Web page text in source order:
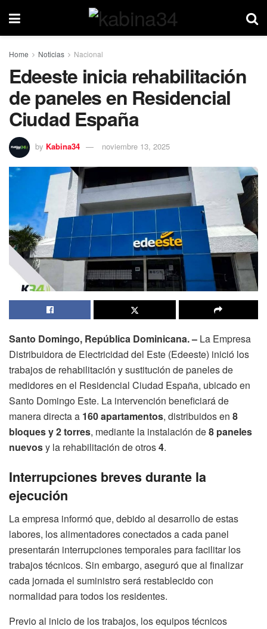
Home Noticias Nacional
Edeeste inicia rehabilitación
de paneles en Residencial
Ciudad España
by Kabina34 noviembre 13, 2025
Santo Domingo, República Dominicana. – La Empresa
Distribuidora de Electricidad del Este (Edeeste) inició los
trabajos de rehabilitación y sustitución de paneles de
medidores en el Residencial Ciudad España, ubicado en
Santo Domingo Este. La intervención beneficiará de
manera directa a 160 apartamentos, distribuidos en 8
bloques y 2 torres, mediante la instalación de8 paneles
nuevosy la rehabilitación de otros4.
Interrupciones breves durante la
ejecución
La empresa informó que, debido al desarrollo de estas
labores, los alimentadores conectados a cada panel
presentarán interrupciones temporales para facilitar los
trabajos técnicos. Sin embargo, aseguró que al finalizar
cada jornada el suministro será restablecido con
normalidad para todos los residentes.
Previo al inicio de los trabajos, los equipos técnicos